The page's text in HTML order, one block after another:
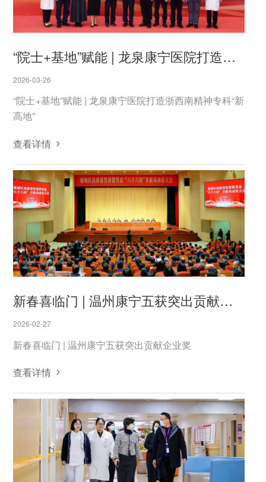
“院士+基地”赋能 | 龙泉康宁医院打造浙西南精神专科“新高地”
2026-03-26
“院士+基地”赋能 | 龙泉康宁医院打造浙西南精神专科“新
高地”
查看详情
新春喜临门 | 温州康宁五获突出贡献企业奖
2026-02-27
新春喜临门 | 温州康宁五获突出贡献企业奖
查看详情